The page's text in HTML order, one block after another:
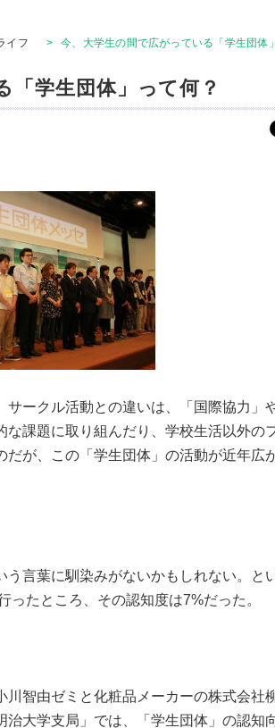
イフ > 今、大学生の間で広がっている「学生団体
「学生団体」って何？
サークル活動との違いは、「国際協力」
課題に取り組んだり、学校生活以外の
が、この「学生団体」の活動が近年広
言葉に馴染みがないかもしれない。と
たところ、その認知度は7%だった。
智由ゼミと化粧品メーカーの株式会社
大学支局」では、「学生団体」の認知